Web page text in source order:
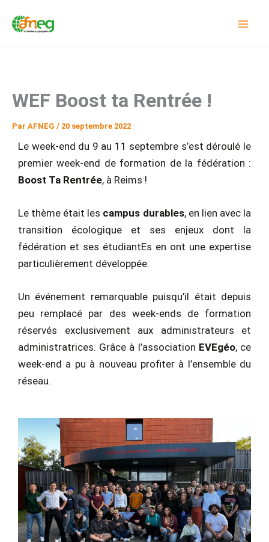
WEF Boost ta Rentrée !
Par AFNEG / 20 septembre 2022
Le week-end du 9 au 11 septembre s’est déroulé le
premier week-end de formation de la fédération :
Boost Ta Rentrée, à Reims !
Le thème était les campus durables, en lien avec la
transition écologique et ses enjeux dont la
fédération et ses étudiantEs en ont une expertise
particulièrement développée.
Un événement remarquable puisqu’il était depuis
peu remplacé par des week-ends de formation
réservés exclusivement aux administrateurs et
administratrices. Grâce à l’association EVEgéo, ce
week-end a pu à nouveau profiter à l’ensemble du
réseau.